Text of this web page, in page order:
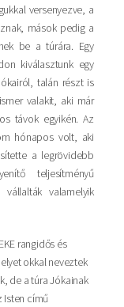
versenyezve, a
mások pedig a
be a túrára. Egy
kiválasztunk egy
talán részt is
valakit, aki már
távok egyikén. Az
hónapos volt, aki
a legrövidebb
teljesítményű
valamelyik
rangidős és
okkal neveztek
de a túra Jókainak
Isten című